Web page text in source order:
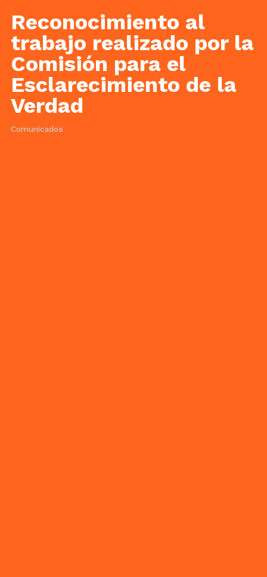
Reconocimiento al
trabajo realizado por la
Comisión para el
Esclarecimiento de la
Verdad
Comunicados